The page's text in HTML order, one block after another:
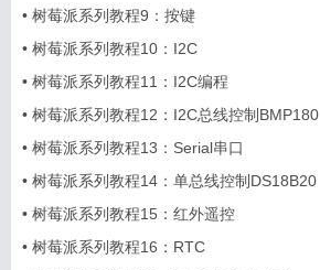
• 树莓派系列教程9：按键
• 树莓派系列教程10：I2C
• 树莓派系列教程11：I2C编程
• 树莓派系列教程12：I2C总线控制BMP180
• 树莓派系列教程13：Serial串口
• 树莓派系列教程14：单总线控制DS18B20
• 树莓派系列教程15：红外遥控
• 树莓派系列教程16：RTC